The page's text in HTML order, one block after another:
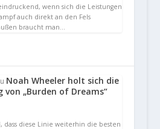
wenn sich die Leistungen
auch direkt an den Fels
braucht man…
Noah Wheeler holt sich die
von „Burden of Dreams“
dass diese Linie weiterhin die besten